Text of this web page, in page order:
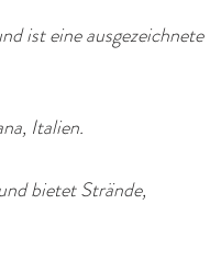
ist eine ausgezeichnete
Italien.
bietet Strände,